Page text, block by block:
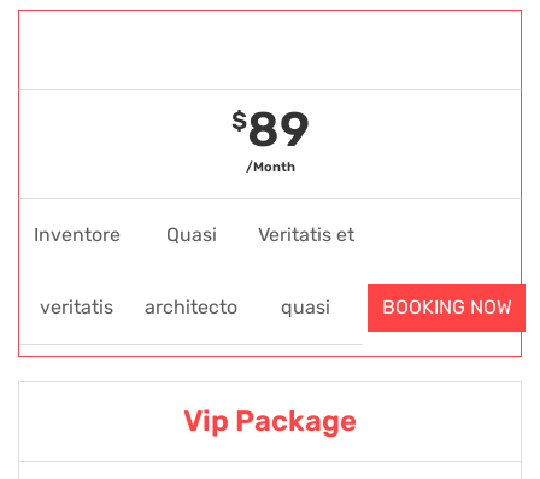
$89
/Month
Inventore
veritatis
Quasi
architecto
Veritatis et
quasi BOOKING NOW
Vip Package